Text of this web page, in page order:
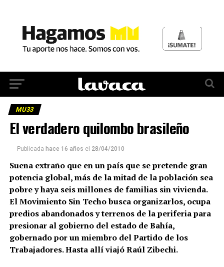
MU33
El verdadero quilombo brasileño
Publicada hace 16 años el 28/04/2010
Suena extraño que en un país que se pretende gran
potencia global, más de la mitad de la población sea
pobre y haya seis millones de familias sin vivienda.
El Movimiento Sin Techo busca organizarlos, ocupa
predios abandonados y terrenos de la periferia para
presionar al gobierno del estado de Bahía,
gobernado por un miembro del Partido de los
Trabajadores. Hasta allí viajó Raúl Zibechi.